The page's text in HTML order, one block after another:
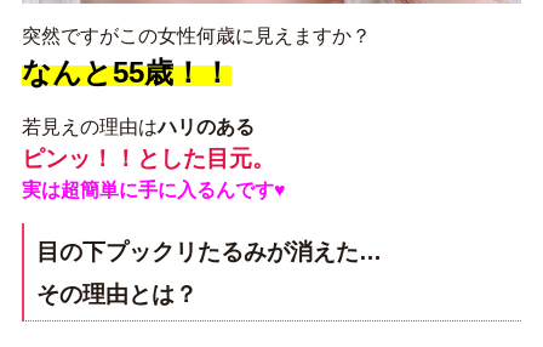
突然ですがこの女性何歳に見えますか？
なんと55歳！！
若見えの理由はハリのある
ピンッ！！とした目元。
実は超簡単に手に入るんです♥
目の下プックリたるみが消えた…
その理由とは？